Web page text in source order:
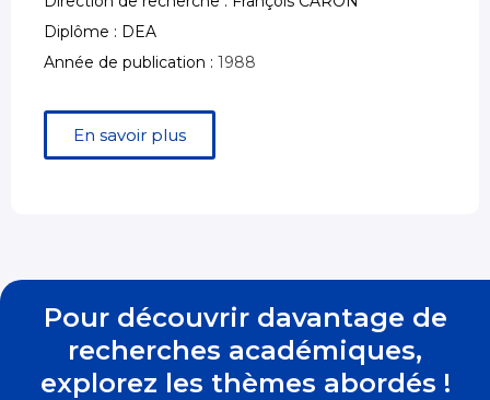
Diplôme : DEA
Année de publication : 1988
En savoir plus
Pour découvrir davantage de
recherches académiques,
explorez les thèmes abordés !